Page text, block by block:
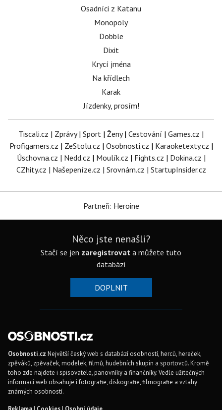
Osadníci z Katanu
Monopoly
Dobble
Dixit
Krycí jména
Na křídlech
Karak
Jízdenky, prosím!
Tiscali.cz | Zprávy| Sport | Ženy| Cestování | Games.cz |
Profigamers.cz | ZeStolu.cz | Osobnosti.cz | Karaoketexty.cz |
Úschovna.cz | Nedd.cz | Moulík.cz | Fights.cz | Dokina.cz |
CZhity.cz | Našepeníze.cz | Srovnám.cz | StartupInsider.cz
Partneři: Heroine
Něco jste nenašli?
Stačí se jen zaregistrovat a můžete tuto
databázi
DOPLNIT
Osobnosti.cz Největší český web s databází osobností, herců, hereček,
zpěváků, zpěvaček, modelek, filmů, hudebních skupin a sportovců. Kromě
toho zde najdete i spisovatele, panovníky a finančníky. Vedle užitečných
informací web obsahuje i fotografie, diskografie, filmografie a vztahy
známých osobností.